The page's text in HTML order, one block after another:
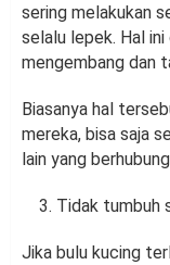
sering melakukan
selalu lepek. Hal
mengembang dan
Biasanya hal
mereka, bisa saja
lain yang
Tidak tumbuh
Jika bulu kucing